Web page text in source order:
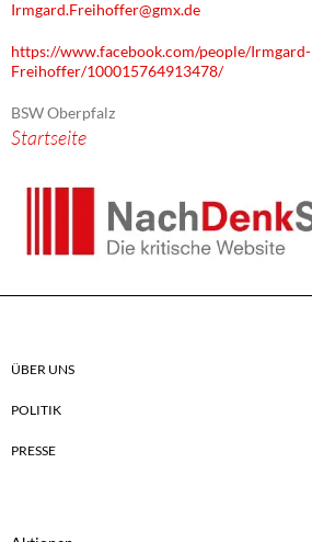
Irmgard.Freihoffer@gmx.de
https://www.facebook.com/people/Irmgard-
Freihoffer/100015764913478/
BSW Oberpfalz
Startseite
ÜBER UNS
POLITIK
PRESSE